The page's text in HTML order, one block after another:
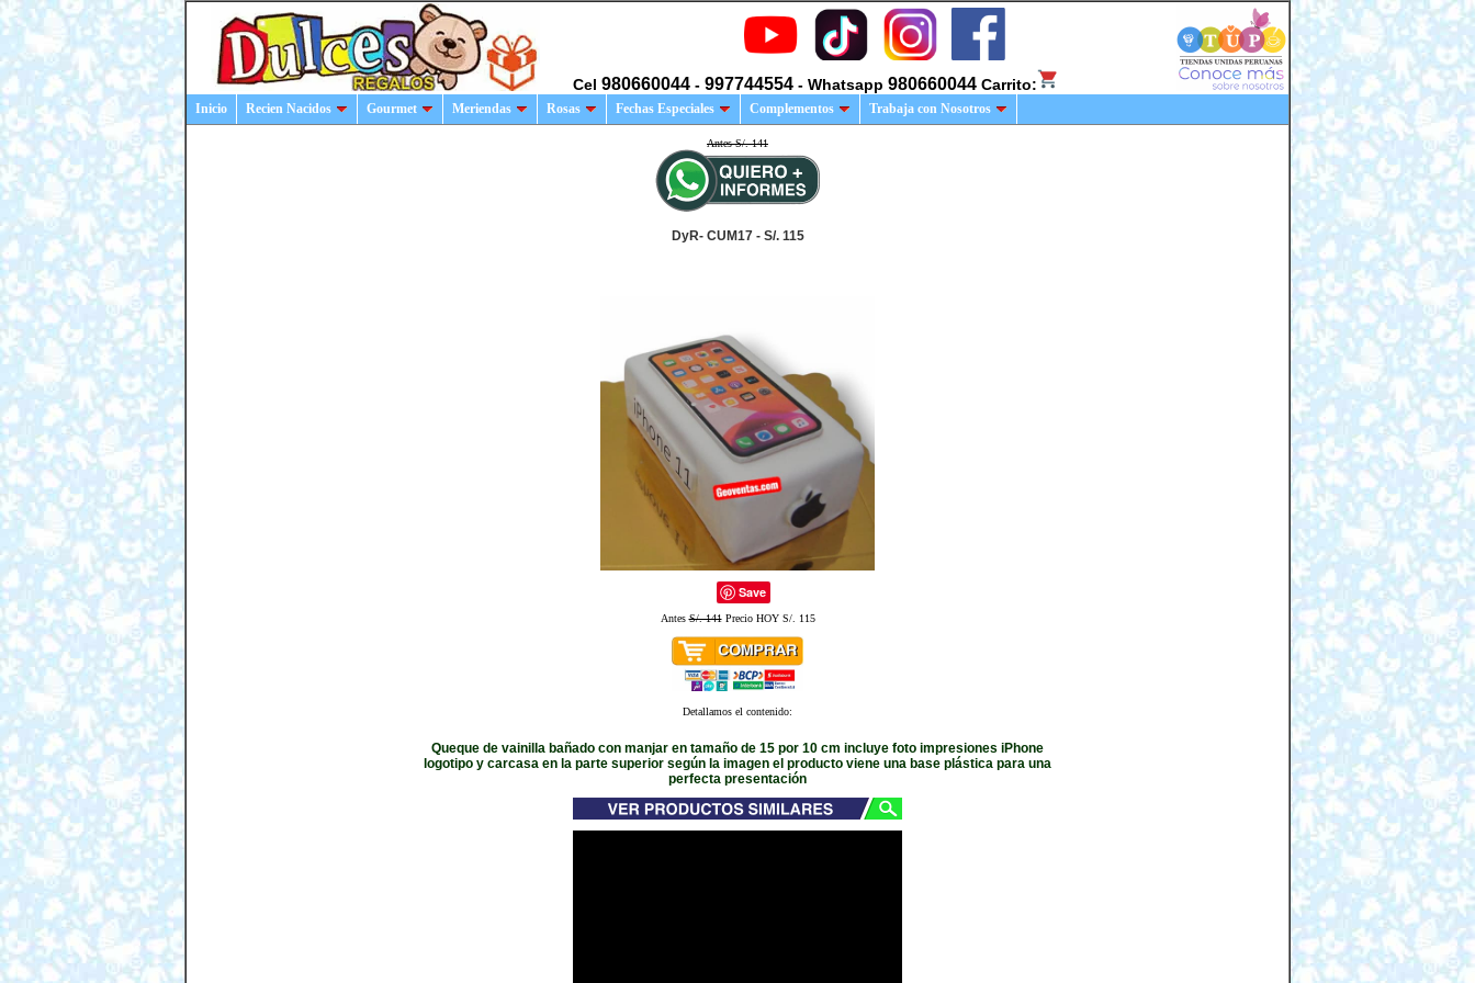
Cel 980660044 - 997744554 - Whatsapp 980660044 Carrito:
Inicio Recien Nacidos Gourmet Meriendas Rosas Fechas Especiales Complementos Trabaja con Nosotros
Antes S/. 141
DyR- CUM17 - S/. 115
Save
AntesS/. 141Precio HOY S/. 115
Detallamos el contenido:
Queque de vainilla bañado con manjar en tamaño de 15 por 10 cm incluye foto impresiones iPhone
logotipo y carcasa en la parte superior según la imagen el producto viene una base plástica para una
perfecta presentación